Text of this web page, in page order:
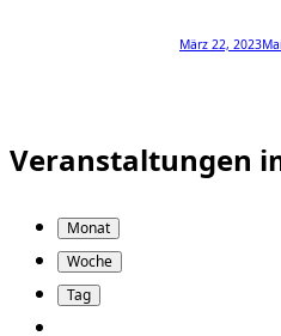
März 22, 2023
Veranstaltungen
Monat
Woche
Tag